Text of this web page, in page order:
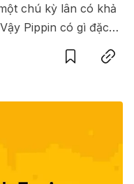
chú kỳ lân có khả
Pippin có gì đặc
SaveCopy link